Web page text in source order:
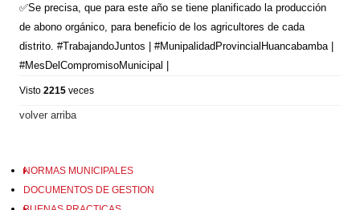
✅Se precisa, que para este año se tiene planificado la producción
de abono orgánico, para beneficio de los agricultores de cada
distrito. #TrabajandoJuntos | #MunipalidadProvincialHuancabamba |
#MesDelCompromisoMunicipal |
Visto2215 veces
volver arriba
NORMAS MUNICIPALES
DOCUMENTOS DE GESTION